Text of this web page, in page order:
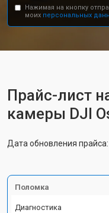
Нажимая на кнопку
моих персональных
Прайс-лист
камеры DJI
Дата обновления
Поломка
Диагностика